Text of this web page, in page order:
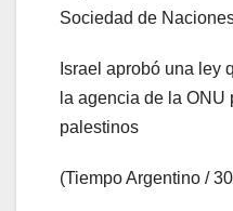
Sociedad de
Israel aprobó una ley
la agencia de la
palestinos
(Tiempo Argentino /